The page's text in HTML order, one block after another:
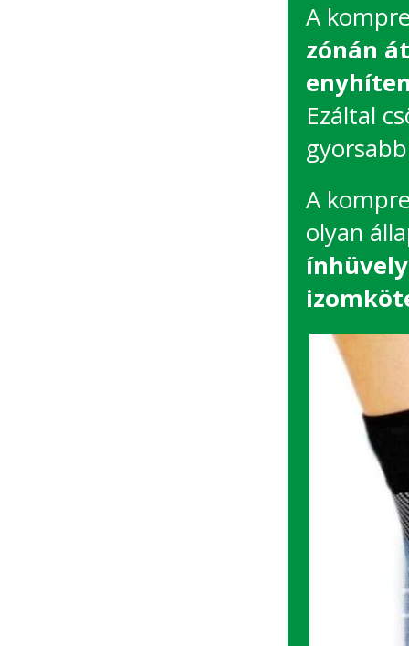
A
zónán
Ezáltal
A
olyan